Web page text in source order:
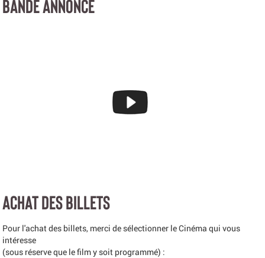
BANDE ANNONCE
ACHAT DES BILLETS
Pour l'achat des billets, merci de sélectionner le Cinéma qui vous
intéresse
(sous réserve que le film y soit programmé) :